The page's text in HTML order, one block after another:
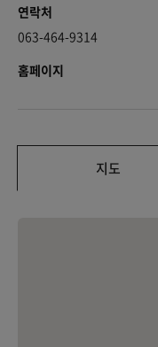
연락처
063-464-9314
홈페이지
지도